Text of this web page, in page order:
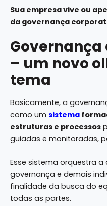
Sua empresa vive ou
da governança
– um novo
tema
Basicamente, a
como um sistema
estruturas e processos
guiadas e monitoradas,
Esse sistema orquestra
governança e demais
finalidade da busca do
todas as partes.